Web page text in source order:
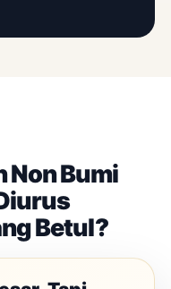
Non Bumi
Betul?